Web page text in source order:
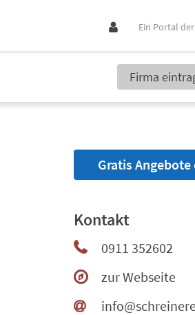
Ein Portal der
Firma
Gratis
Kontakt
0911 352602
zur Webseite